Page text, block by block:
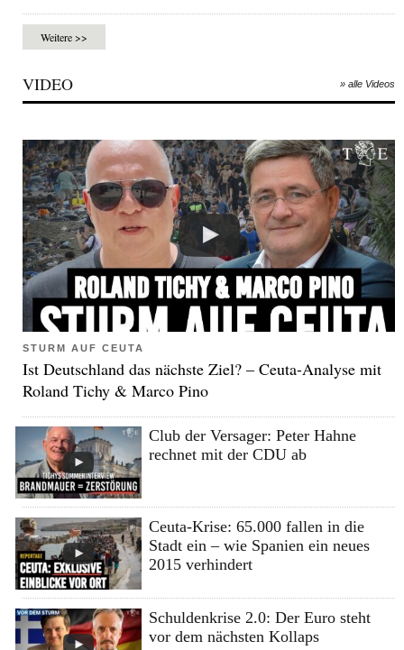
Weitere >>
VIDEO » alle Videos
STURM AUF CEUTA
Ist Deutschland das nächste Ziel? – Ceuta-Analyse mit
Roland Tichy & Marco Pino
Club der Versager: Peter Hahne
rechnet mit der CDU ab
Ceuta-Krise: 65.000 fallen in die
Stadt ein – wie Spanien ein neues
2015 verhindert
Schuldenkrise 2.0: Der Euro steht
vor dem nächsten Kollaps